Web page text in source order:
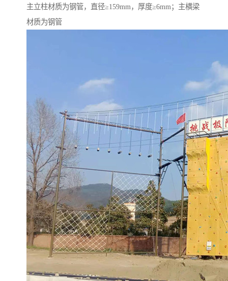
主立柱材质为钢管，直径≥159mm，厚度≥6mm；主横梁
材质为钢管